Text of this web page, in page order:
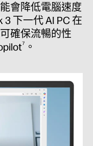
會降低電腦速度
下一代 AI PC 在
確保流暢的性
7 。